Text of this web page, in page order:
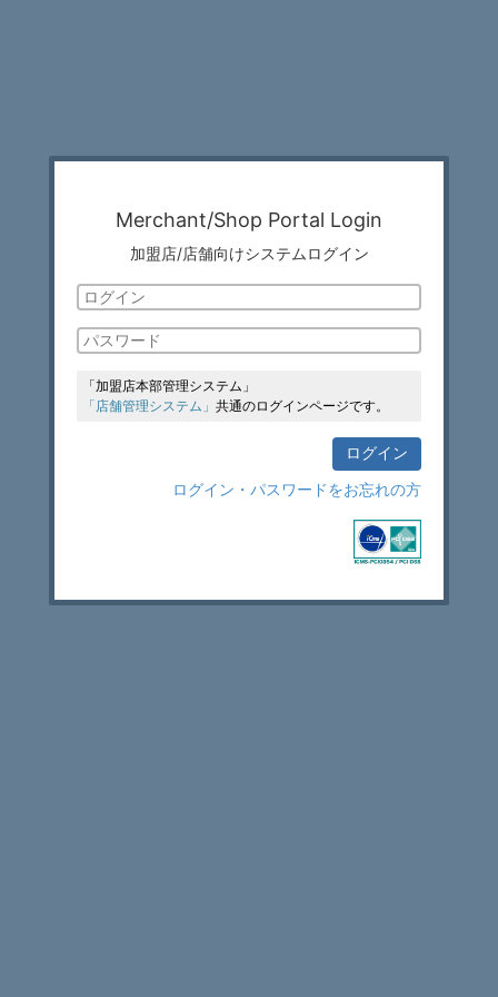
Merchant/Shop Portal Login
加盟店/店舗向けシステムログイン
「加盟店本部管理システム」
「店舗管理システム」 共通のログインページです。
ログイン
ログイン・パスワードをお忘れの方